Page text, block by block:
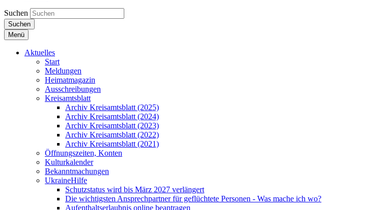
Suchen
Suchen
Menü
Aktuelles
Start
Meldungen
Heimatmagazin
Ausschreibungen
Kreisamtsblatt
Archiv Kreisamtsblatt (2025)
Archiv Kreisamtsblatt (2024)
Archiv Kreisamtsblatt (2023)
Archiv Kreisamtsblatt (2022)
Archiv Kreisamtsblatt (2021)
Öffnungszeiten, Konten
Kulturkalender
Bekanntmachungen
UkraineHilfe
Schutzstatus wird bis März 2027 verlängert
Die wichtigsten Ansprechpartner für geflüchtete Personen - Was mache ich wo?
Aufenthaltserlaubnis online beantragen